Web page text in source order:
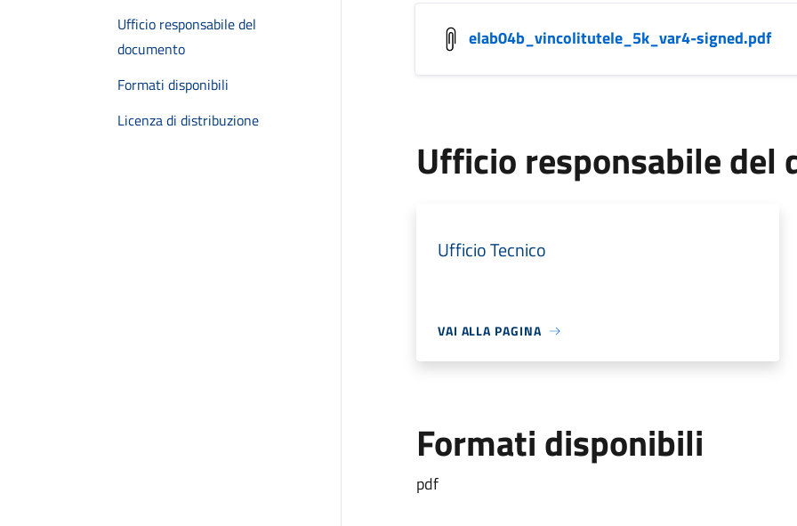
Ufficio responsabile del
documento
Formati disponibili
Licenza di distribuzione
elab04b_vincolitutele_5k_var4-signed.pdf
Ufficio responsabile del
Ufficio Tecnico
VAI ALLA PAGINA
Formati disponibili
pdf